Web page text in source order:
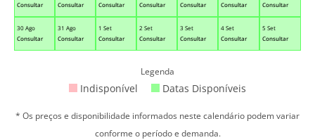
Consultar
Consultar
Consultar
Consultar
Consultar
Consultar
Consultar
30 Ago
Consultar
31 Ago
Consultar
1 Set
Consultar
2 Set
Consultar
3 Set
Consultar
4 Set
Consultar
5 Set
Consultar
Legenda
Indisponível Datas Disponíveis
* Os preços e disponibilidade informados neste calendário podem variar
conforme o período e demanda.